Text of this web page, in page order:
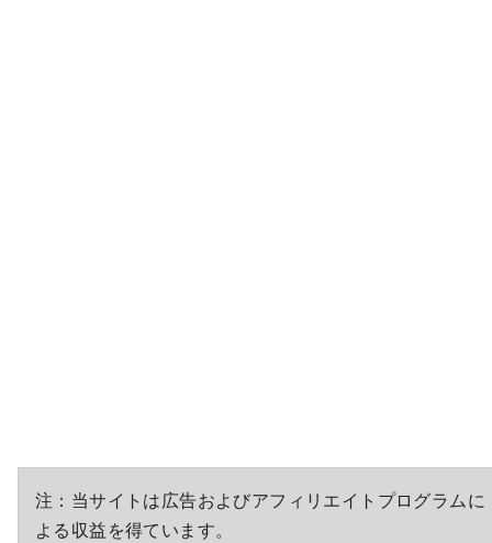
注：当サイトは広告およびアフィリエイトプログラムに
よる収益を得ています。